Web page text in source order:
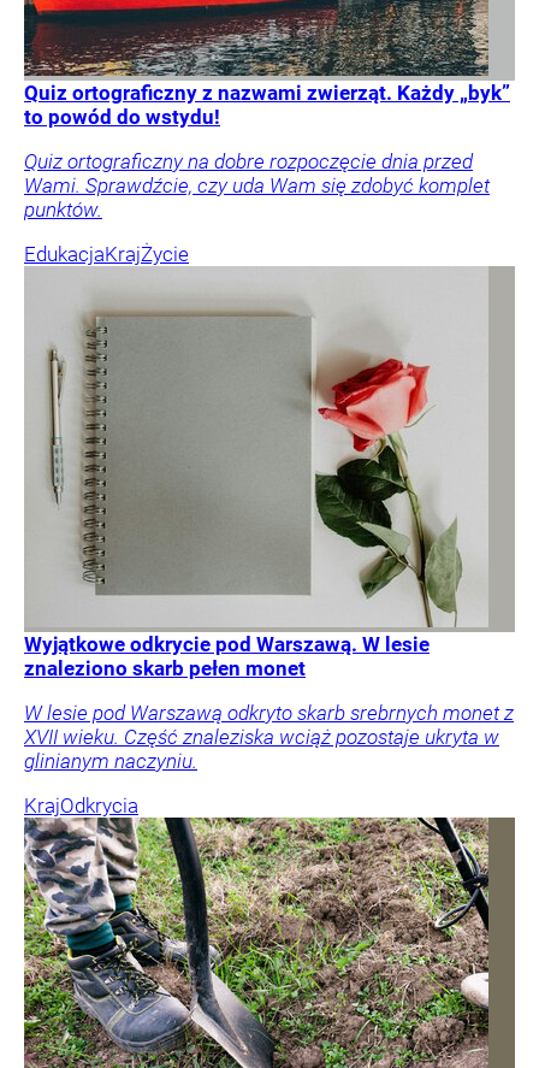
Quiz ortograficzny z nazwami zwierząt. Każdy „byk”
to powód do wstydu!
Quiz ortograficzny na dobre rozpoczęcie dnia przed
Wami. Sprawdźcie, czy uda Wam się zdobyć komplet
punktów.
EdukacjaKrajŻycie
Wyjątkowe odkrycie pod Warszawą. W lesie
znaleziono skarb pełen monet
W lesie pod Warszawą odkryto skarb srebrnych monet z
XVII wieku. Część znaleziska wciąż pozostaje ukryta w
glinianym naczyniu.
KrajOdkrycia